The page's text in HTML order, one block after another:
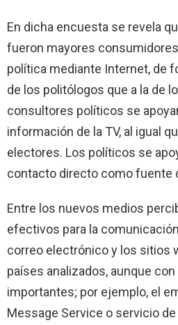
En dicha encuesta se revela
fueron mayores
política mediante Internet, de
de los politólogos que a la de
consultores políticos se
información de la TV, al igual
electores. Los políticos se
contacto directo como fuente
Entre los nuevos medios
efectivos para la
correo electrónico y los sitios
países analizados, aunque
importantes; por ejemplo, el
Message Service o servicio